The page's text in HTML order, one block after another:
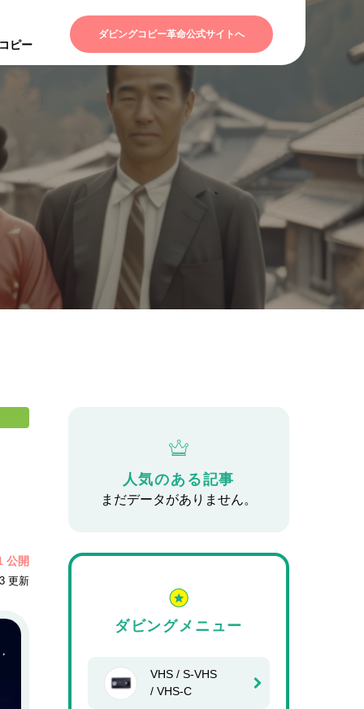
ダビングコピー革命公式サイトへ
ピー
公開
更新
人気のある記事
まだデータがありません。
ダビングメニュー
VHS / S-VHS
/ VHS-C